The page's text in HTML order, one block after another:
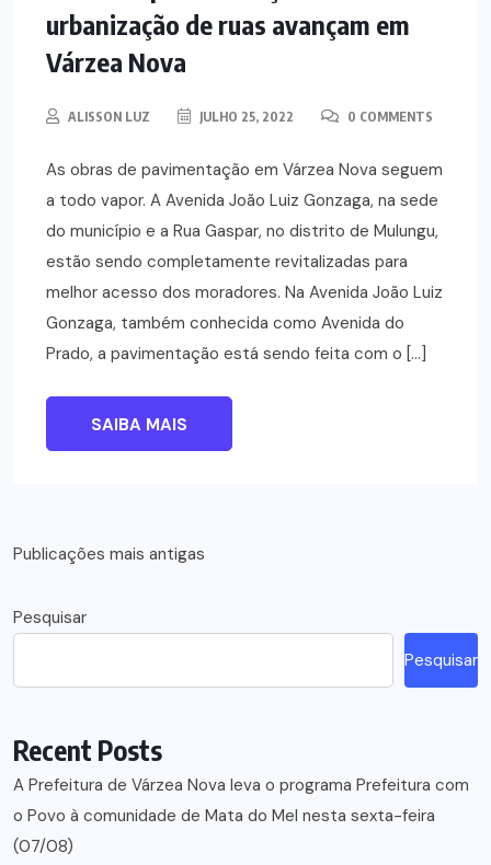
urbanização de ruas avançam em
Várzea Nova
ALISSON LUZ JULHO 25, 2022 0 COMMENTS
As obras de pavimentação em Várzea Nova seguem
a todo vapor. A Avenida João Luiz Gonzaga, na sede
do município e a Rua Gaspar, no distrito de Mulungu,
estão sendo completamente revitalizadas para
melhor acesso dos moradores. Na Avenida João Luiz
Gonzaga, também conhecida como Avenida do
Prado, a pavimentação está sendo feita com o […]
SAIBA MAIS
Navegação
posts
Publicações mais antigas
Pesquisar
Pesquisar
Recent Posts
A Prefeitura de Várzea Nova leva o programa Prefeitura com
o Povo à comunidade de Mata do Mel nesta sexta-feira
(07/08)